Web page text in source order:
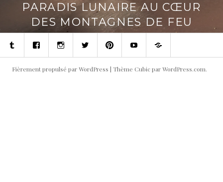
PARADIS LUNAIRE AU CŒUR
DES MONTAGNES DE FEU
TumblrFacebookInstagramTwitterPinterestYoutubeContact
Fièrement propulsé par WordPress | Thème Cubic parWordPress.com.